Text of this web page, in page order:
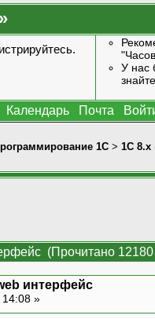
.
У нас
Календарь Почта
1С > 1С 8.x
(Прочитано 12180
интерфейс
»